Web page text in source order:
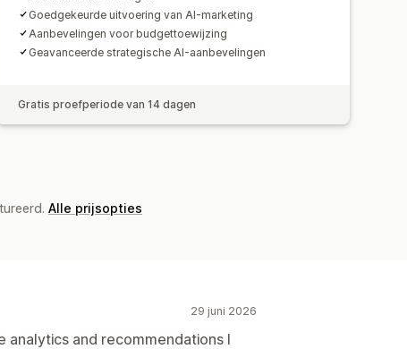
Goedgekeurde uitvoering van AI-marketing
Aanbevelingen voor budgettoewijzing
Geavanceerde strategische AI-aanbevelingen
Gratis proefperiode van 14 dagen
Alle prijsopties
29 juni 2026
analytics and recommendations I